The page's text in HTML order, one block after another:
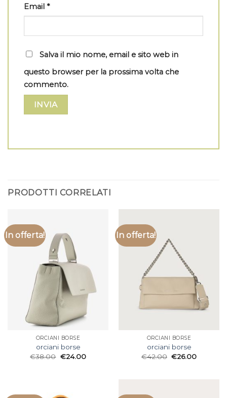
Email *
Salva il mio nome, email e sito web in
questo browser per la prossima volta che
commento.
PRODOTTI CORRELATI
In offerta!
ORCIANI BORSE
orciani borse
€38.00 €24.00
In offerta!
ORCIANI BORSE
orciani borse
€42.00 €26.00